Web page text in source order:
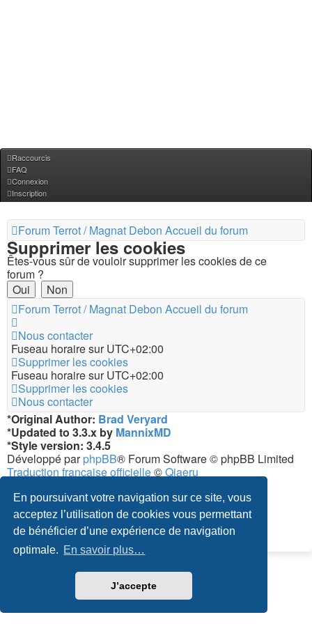
En poursuivant votre navigation sur ce site, vous
acceptez l’utilisation de cookies vous permettant
de bénéficier d’une expérience de navigation
optimale. En savoir plus…
J’accepte
Raccourcis
FAQ
Connexion
Inscription
Forum Terrot / Magnat Debon Accueil du forum
Supprimer les cookies
Êtes-vous sûr de vouloir supprimer les cookies de ce
forum ?
Forum Terrot / Magnat Debon Accueil du forum
Nous contacter
Fuseau horaire surUTC+02:00
Supprimer les cookies
Fuseau horaire surUTC+02:00
Supprimer les cookies
Nous contacter
*Original Author: Brad Veryard
*Updated to 3.3.x by MannixMD
*Style version: 3.4.5
Développé parphpBB® Forum Software © phpBB Limited
Traduction française officielle©Qiaeru